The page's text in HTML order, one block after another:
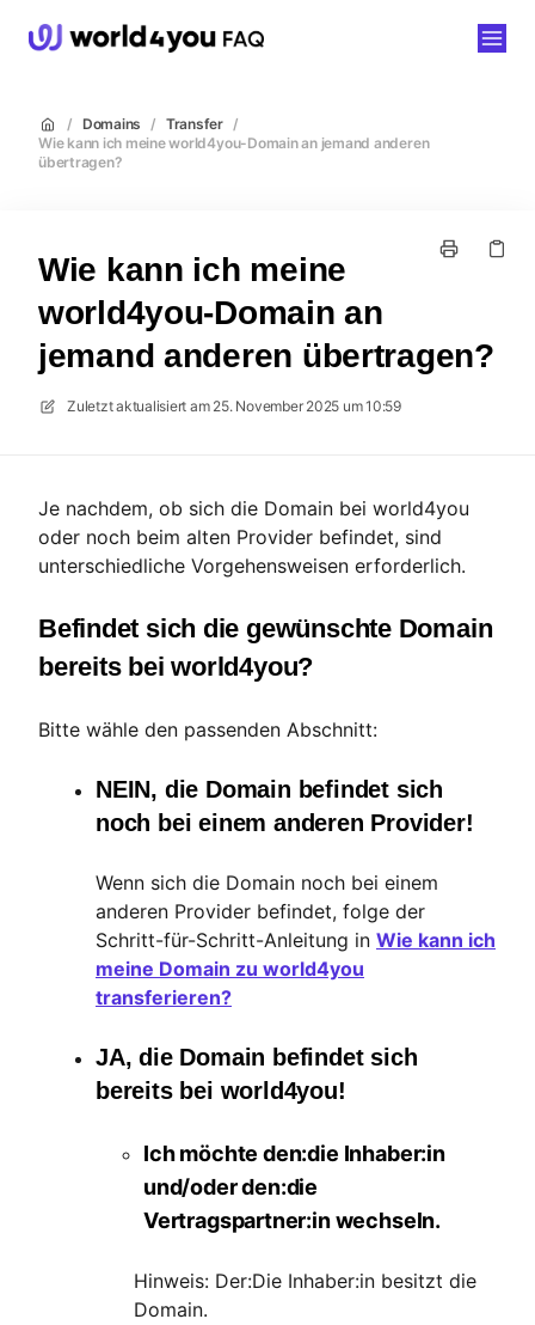
/ Domains / Transfer /
Wie kann ich meine world4you-Domain an jemand anderen
übertragen?
Wie kann ich meine
world4you-Domain an
jemand anderen übertragen?
Zuletzt aktualisiert am 25. November 2025 um 10:59
Je nachdem, ob sich die Domain bei world4you
oder noch beim alten Provider befindet, sind
unterschiedliche Vorgehensweisen erforderlich.
Befindet sich die gewünschte Domain
bereits bei world4you?
Bitte wähle den passenden Abschnitt:
NEIN, die Domain befindet sich
noch bei einem anderen Provider!
Wenn sich die Domain noch bei einem
anderen Provider befindet, folge der
Schritt-für-Schritt-Anleitung in Wie kann ich
meine Domain zu world4you
transferieren?
JA, die Domain befindet sich
bereits bei world4you!
Ich möchte den:die Inhaber:in
und/oder den:die
Vertragspartner:in wechseln.
Hinweis: Der:Die Inhaber:in besitzt die
Domain.